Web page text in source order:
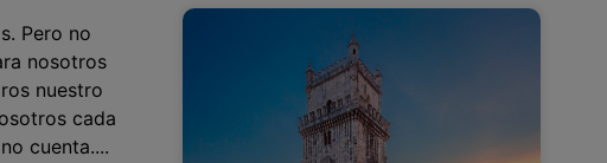
Pero no
nosotros
nuestro
cada
cuenta....